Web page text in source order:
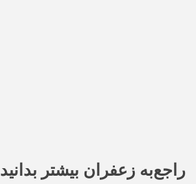
راجع‌به زعفران بیشتر بدانید